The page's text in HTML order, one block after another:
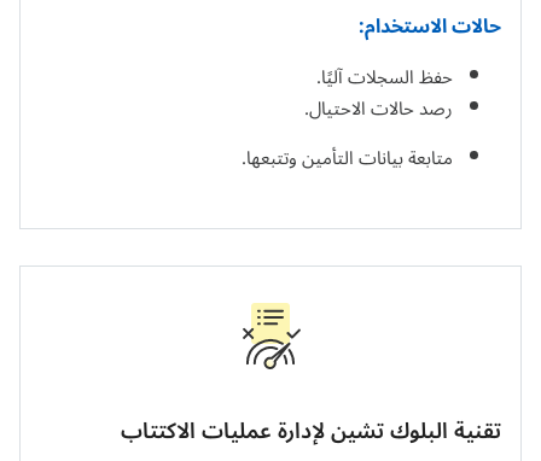
حالات الاستخدام:
حفظ السجلات آليًا.
رصد حالات الاحتيال.
متابعة بيانات التأمين وتتبعها.
تقنية البلوك تشين لإدارة عمليات الاكتتاب